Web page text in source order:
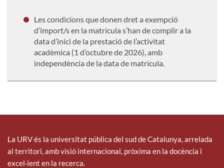
Les condicions que donen dret a exempció
d’import/s en la matrícula s’han de complir a la
data d’inici de la prestació de l’activitat
acadèmica (1 d’octubre de 2026), amb
independència de la data de matrícula.
La URV és la universitat pública del sud de Catalunya, arrelada
al territori, amb visió internacional, pròxima en la docència i
excel·lent en la recerca.